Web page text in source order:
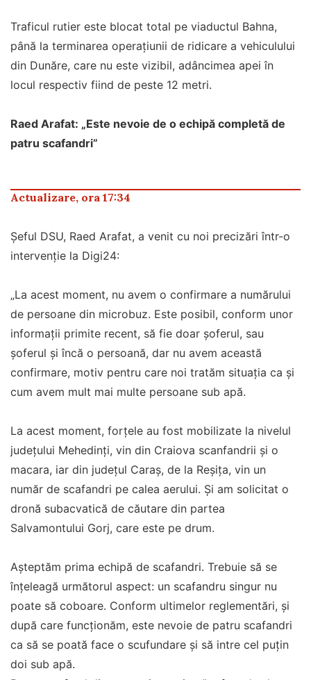
Traficul rutier este blocat total pe viaductul Bahna,
până la terminarea operaţiunii de ridicare a vehiculului
din Dunăre, care nu este vizibil, adâncimea apei în
locul respectiv fiind de peste 12 metri.
Raed Arafat: „Este nevoie de o echipă completă de
patru scafandri”
Actualizare, ora 17:34
Șeful DSU, Raed Arafat, a venit cu noi precizări într-o
intervenție la Digi24:
„La acest moment, nu avem o confirmare a numărului
de persoane din microbuz. Este posibil, conform unor
informații primite recent, să fie doar șoferul, sau
șoferul și încă o persoană, dar nu avem această
confirmare, motiv pentru care noi tratăm situația ca și
cum avem mult mai multe persoane sub apă.
La acest moment, forțele au fost mobilizate la nivelul
județului Mehedinți, vin din Craiova scanfandrii și o
macara, iar din județul Caraș, de la Reșița, vin un
număr de scafandri pe calea aerului. Și am solicitat o
dronă subacvatică de căutare din partea
Salvamontului Gorj, care este pe drum.
Așteptăm prima echipă de scafandri. Trebuie să se
înțeleagă următorul aspect: un scafandru singur nu
poate să coboare. Conform ultimelor reglementări, și
după care funcționăm, este nevoie de patru scafandri
ca să se poată face o scufundare și să intre cel puțin
doi sub apă.